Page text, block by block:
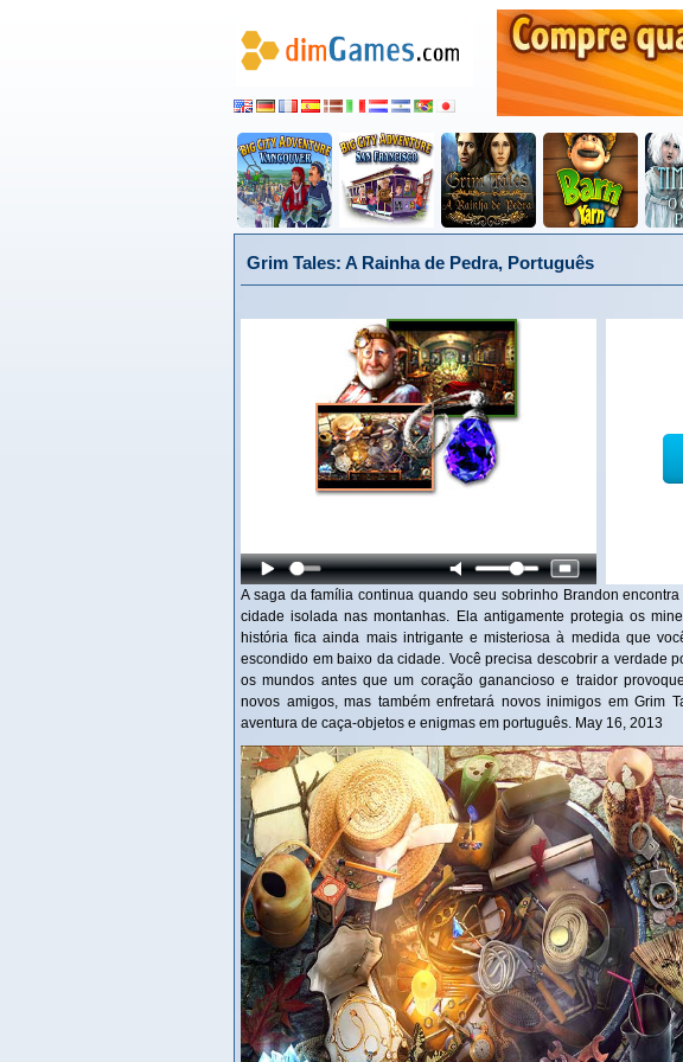
Grim Tales: A Rainha de Pedra, Português
A saga da família continua quando seu sobrinho Brandon
cidade isolada nas montanhas. Ela antigamente protegia os
história fica ainda mais intrigante e misteriosa à medida que
escondido em baixo da cidade. Você precisa descobrir a verdade
os mundos antes que um coração ganancioso e traidor
novos amigos, mas também enfretará novos inimigos em Grim
aventura de caça-objetos e enigmas em português. May 16, 2013